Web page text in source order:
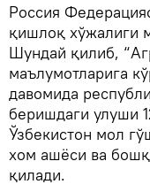
Россия
қишлоқ хўжалиги
Шундай қилиб,
маълумотларига
давомида
беришдаги улуши
Ўзбекистон мол
хом ашёси ва
қилади.